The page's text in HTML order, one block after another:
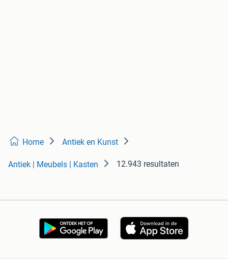
Home Antiek en Kunst
Antiek | Meubels | Kasten 12.943 resultaten